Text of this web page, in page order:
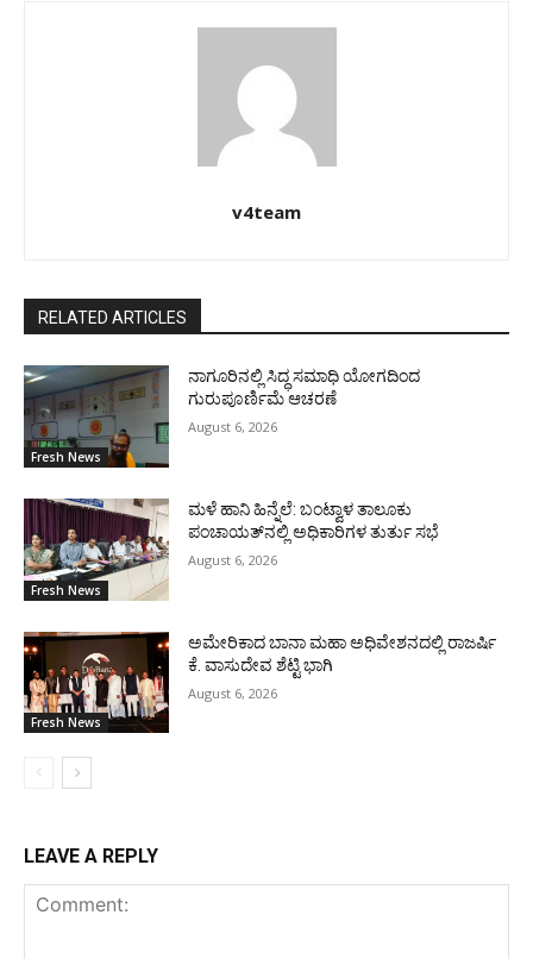
v4team
RELATED ARTICLES
Fresh News
ನಾಗೂರಿನಲ್ಲಿ ಸಿದ್ಧ ಸಮಾಧಿ ಯೋಗದಿಂದ
ಗುರುಪೂರ್ಣಿಮೆ ಆಚರಣೆ
August 6, 2026
Fresh News
ಮಳೆ ಹಾನಿ ಹಿನ್ನೆಲೆ: ಬಂಟ್ವಾಳ ತಾಲೂಕು
ಪಂಚಾಯತ್‌ನಲ್ಲಿ ಅಧಿಕಾರಿಗಳ ತುರ್ತು ಸಭೆ
August 6, 2026
Fresh News
ಅಮೇರಿಕಾದ ಬಾನಾ ಮಹಾ ಅಧಿವೇಶನದಲ್ಲಿ ರಾಜರ್ಷಿ
ಕೆ. ವಾಸುದೇವ ಶೆಟ್ಟಿ ಭಾಗಿ
August 6, 2026
LEAVE A REPLY